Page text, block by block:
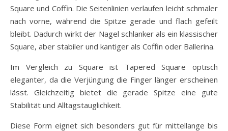
Square und Coffin. Die Seitenlinien verlaufen leicht schmaler
nach vorne, während die Spitze gerade und flach gefeilt
bleibt. Dadurch wirkt der Nagel schlanker als ein klassischer
Square, aber stabiler und kantiger als Coffin oder Ballerina.
Im Vergleich zu Square ist Tapered Square optisch
eleganter, da die Verjüngung die Finger länger erscheinen
lässt. Gleichzeitig bietet die gerade Spitze eine gute
Stabilität und Alltagstauglichkeit.
Diese Form eignet sich besonders gut für mittellange bis